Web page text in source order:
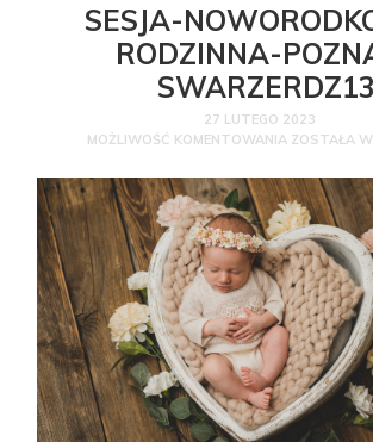
SESJA-
RODZINNA-
SWARZERDZ13
27 LUTEGO 2023
MOŻLIWOŚĆ KOMENTOWANIA ZOSTAŁA